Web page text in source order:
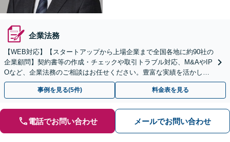
企業法務
【WEB対応】【スタートアップから上場企業まで全国各地に約90社の
企業顧問】契約書等の作成・チェックや取引トラブル対応、M&AやIP
Oなど、企業法務のご相談はお任せください。豊富な実績を活かし的
確に対応を進めてまいります。
事例を見る(5件) 料金表を見る
電話でお問い合わせ メールでお問い合わせ